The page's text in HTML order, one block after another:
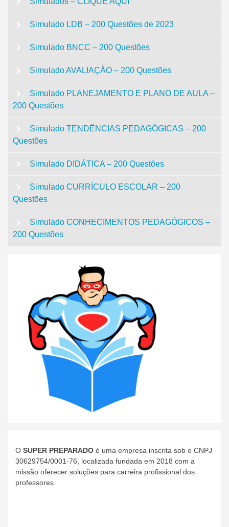
Simulado LDB – 200 Questões de 2023
Simulado BNCC – 200 Questões
Simulado AVALIAÇÃO – 200 Questões
Simulado PLANEJAMENTO E PLANO DE AULA –
200 Questões
Simulado TENDÊNCIAS PEDAGÓGICAS – 200
Questões
Simulado DIDÁTICA – 200 Questões
Simulado CURRÍCULO ESCOLAR – 200
Questões
Simulado CONHECIMENTOS PEDAGÓGICOS –
200 Questões
O SUPER PREPARADO é uma empresa inscrita sob o CNPJ
30629754/0001-76, localizada fundada em 2018 com a
missão oferecer soluções para carreira profissional dos
professores.